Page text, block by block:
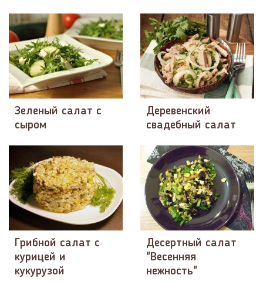
Зеленый салат с
сыром
Деревенский
свадебный салат
Грибной салат с
курицей и
кукурузой
Десертный салат
"Весенняя
нежность"